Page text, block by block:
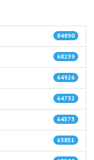
84890
68239
64926
64732
64573
63851